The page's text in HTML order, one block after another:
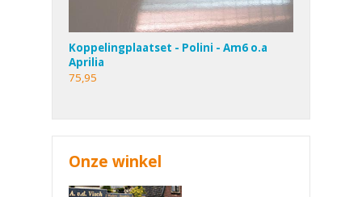
Koppelingplaatset - Polini - Am6 o.a
Aprilia
75,95
Onze winkel